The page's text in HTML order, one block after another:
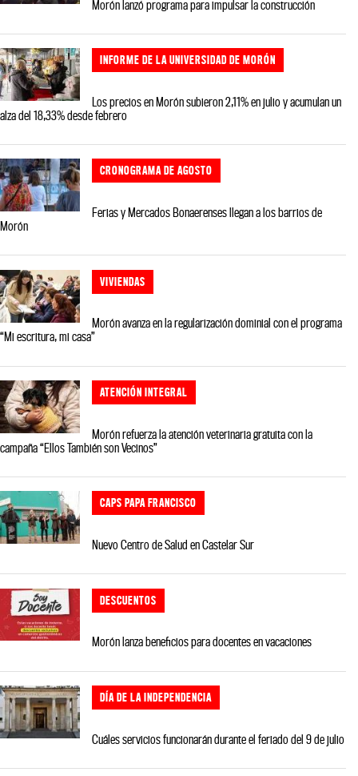
Morón lanzó programa para impulsar la construcción
INFORME DE LA UNIVERSIDAD DE MORÓN
Los precios en Morón subieron 2,11% en julio y acumulan un
alza del 18,33% desde febrero
CRONOGRAMA DE AGOSTO
Ferias y Mercados Bonaerenses llegan a los barrios de
Morón
VIVIENDAS
Morón avanza en la regularización dominial con el programa
“Mi escritura, mi casa”
ATENCIÓN INTEGRAL
Morón refuerza la atención veterinaria gratuita con la
campaña “Ellos También son Vecinos”
CAPS PAPA FRANCISCO
Nuevo Centro de Salud en Castelar Sur
DESCUENTOS
Morón lanza beneficios para docentes en vacaciones
DÍA DE LA INDEPENDENCIA
Cuáles servicios funcionarán durante el feriado del 9 de julio